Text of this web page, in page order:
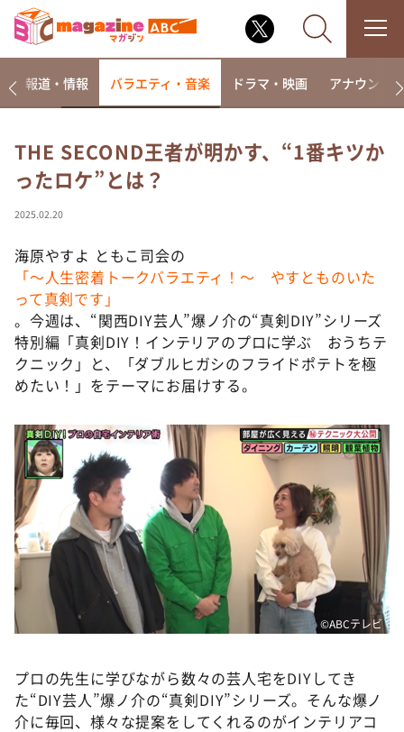
なるみ・岡村の過ぎるTV
相席食堂
～人生密着トークバラエティ！～ やすとものいたっ
て真剣です
探偵！ナイトスクープ
news おかえり
河合＆A.B.C-Z塚田×福井アナ「なんでやねん！？」
（news おかえり）
本日はダイアンなり！シーズン２
朝だ！生です旅サラダ
教えて！ニュースライブ 正義のミカタ
ＬＩＦＥ～夢のカタチ～
新婚さんいらっしゃい！
ポツンと一軒家
ザキ山小屋本館
アナ回覧板
報道・情報 バラエティ・音楽 ドラマ・映画 アナウンサー
THE SECOND王者が明かす、“1番キツか
ったロケ”とは？
2025.02.20
海原やすよ ともこ司会の
「～人生密着トークバラエティ！～ やすとものいた
って真剣です」
。今週は、“関西DIY芸人”爆ノ介の“真剣DIY”シリーズ
特別編「真剣DIY！インテリアのプロに学ぶ おうちテ
クニック」と、「ダブルヒガシのフライドポテトを極
めたい！」をテーマにお届けする。
©️ABCテレビ
プロの先生に学びながら数々の芸人宅をDIYしてき
た“DIY芸人”爆ノ介の“真剣DIY”シリーズ。そんな爆ノ
介に毎回、様々な提案をしてくれるのがインテリアコ